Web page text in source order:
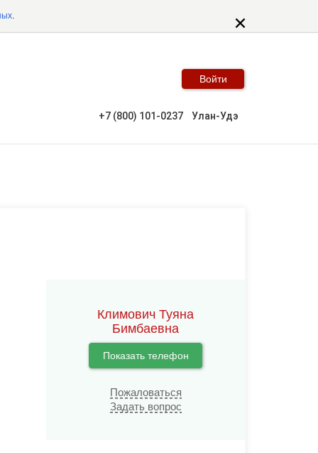
.
Войти
+7 (800) 101-0237 Улан-Удэ
Климович Туяна
Бимбаевна
Показать телефон
Пожаловаться
Задать вопрос